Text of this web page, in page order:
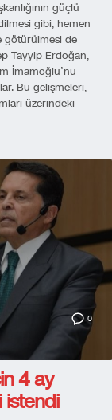
güçlü
gibi, hemen
götürülmesi de
Tayyip Erdoğan,
İmamoğlu’nu
Bu gelişmeleri,
üzerindeki
0
4 ay
istendi